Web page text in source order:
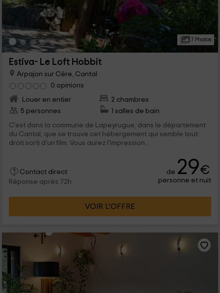
7 Photos
Estiva- Le Loft Hobbit
Arpajon sur Cère, Cantal
0 opinions
Louer en entier
2 chambres
5 personnes
1 salles de bain
C'est dans la commune de Lapeyrugue, dans le département
du Cantal, que se trouve cet hébergement qui semble tout
droit sorti d'un film. Vous aurez l'impression...
Contact direct
Réponse après 72h
de 29€
personne et nuit
VOIR L’OFFRE